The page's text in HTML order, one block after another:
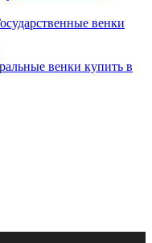
венки
венки купить в